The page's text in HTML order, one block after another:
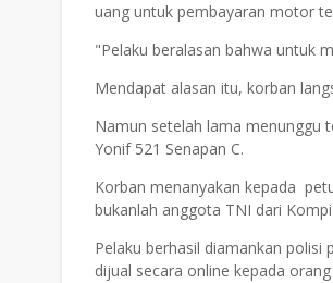
uang untuk pembayaran motor
"Pelaku beralasan bahwa untuk
Mendapat alasan itu, korban
Namun setelah lama menunggu
Yonif 521 Senapan C.
Korban menanyakan kepada
bukanlah anggota TNI dari
Pelaku berhasil diamankan
dijual secara online kepada